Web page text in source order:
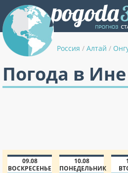
Россия / Алтай /
Погода в
09.08
ВОСКРЕСЕНЬЕ
10.08
ПОНЕДЕЛЬНИК